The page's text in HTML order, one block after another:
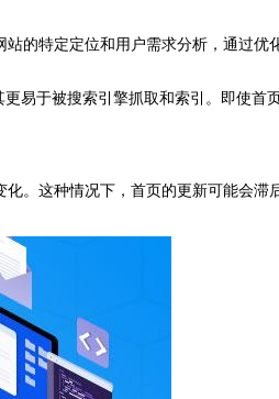
的特定定位和用户需求分析，通过优
易于被搜索引擎抓取和索引。即使首
。这种情况下，首页的更新可能会滞